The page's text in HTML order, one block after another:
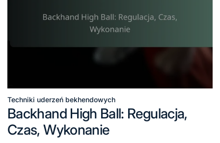
Posted
in
Techniki uderzeń bekhendowych
Backhand High Ball: Regulacja,
Czas, Wykonanie